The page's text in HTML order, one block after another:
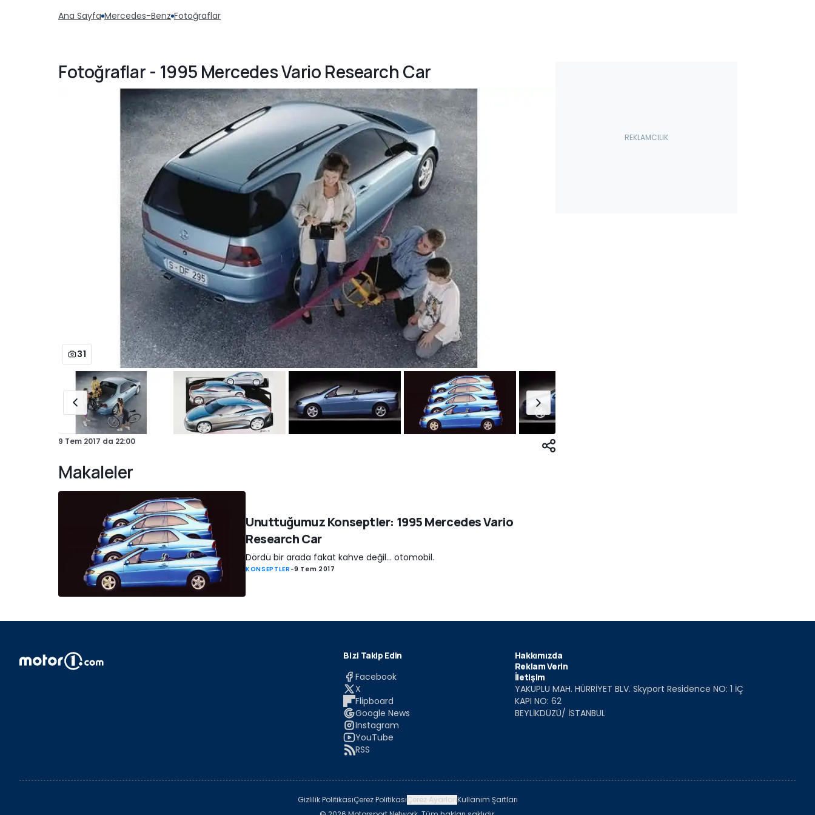
Ana Sayfa Mercedes-Benz Fotoğraflar
Fotoğraflar - 1995 Mercedes Vario Research Car
31
9 Tem 2017 da 22:00
Makaleler
Unuttuğumuz Konseptler: 1995 Mercedes Vario
Research Car
Dördü bir arada fakat kahve değil... otomobil.
KONSEPTLER -9 Tem 2017
Bizi Takip Edin
Facebook
X
Flipboard
Google News
Instagram
YouTube
RSS
Hakkımızda
Reklam Verin
İletişim
YAKUPLU MAH. HÜRRİYET BLV. Skyport Residence NO: 1 İÇ
KAPI NO: 62
BEYLİKDÜZÜ/ İSTANBUL
Gizlilik PolitikasıÇerez PolitikasıÇerez AyarlarıKullanım Şartları